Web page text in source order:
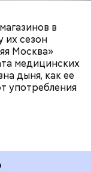
в
их сезон
Москва»
медицинских
дыня, как ее
употребления
давления;
сосудам
человеку
несколько
в свежем